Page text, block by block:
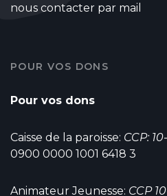
nous contacter par mail
POUR VOS DONS
Pour vos dons
Caisse de la paroisse: CCP:
0900 0000 1001 6418 3
Animateur Jeunesse: CCP